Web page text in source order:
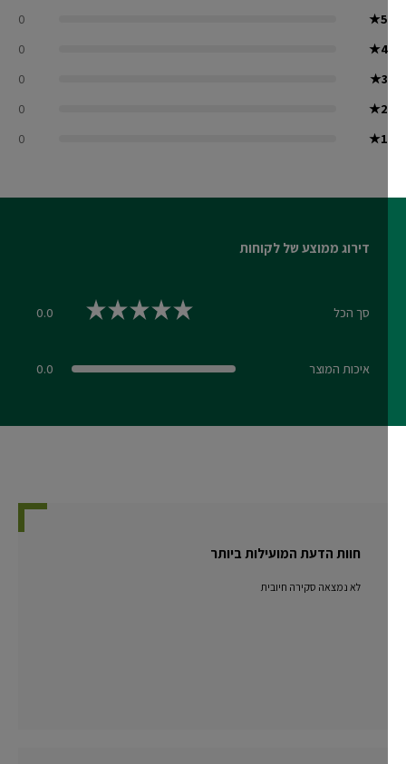
★
דירוג ממוצע של לקוחות
סך הכל
איכות המוצר
חוות הדעת המועילות ביותר
לא נמצאה סקירה חיובית